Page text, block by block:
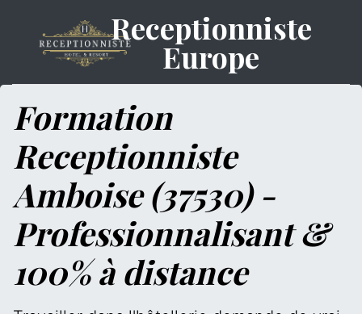
Receptionniste
Europe
Formation
Receptionniste
Amboise (37530) -
Professionnalisant &
100% à distance